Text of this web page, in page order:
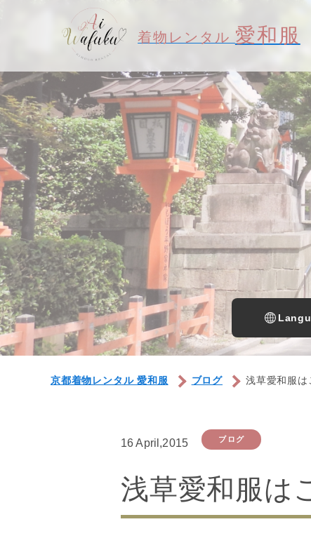
着物レンタル 愛和服
京都着物レンタル 愛和服 ブログ 浅草愛和服は
16 April,2015 ブログ
浅草愛和服は